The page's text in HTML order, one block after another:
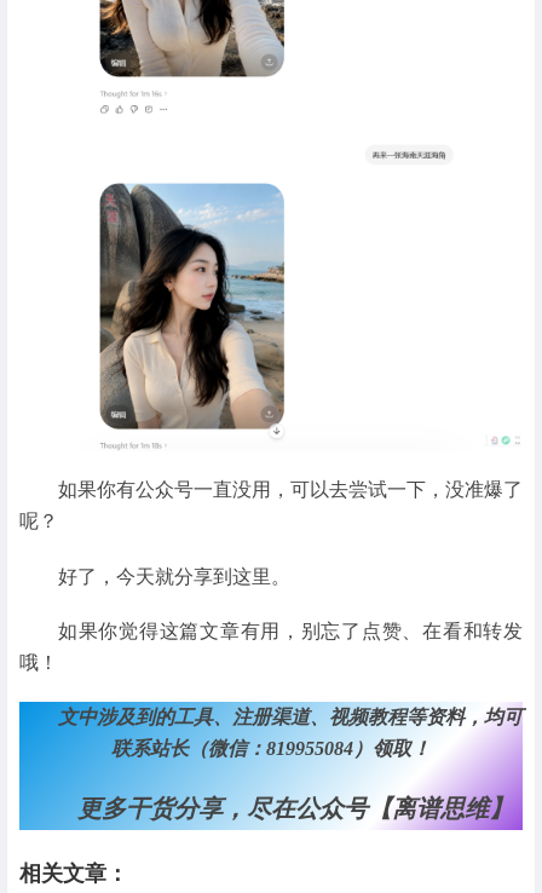
如果你有公众号一直没用，可以去尝试一下，没准爆了
呢？
好了，今天就分享到这里。
如果你觉得这篇文章有用，别忘了点赞、在看和转发
哦！
文中涉及到的工具、注册渠道、视频教程等资料，均可
联系站长（微信：819955084）领取！
更多干货分享，尽在公众号【离谱思维】
相关文章：